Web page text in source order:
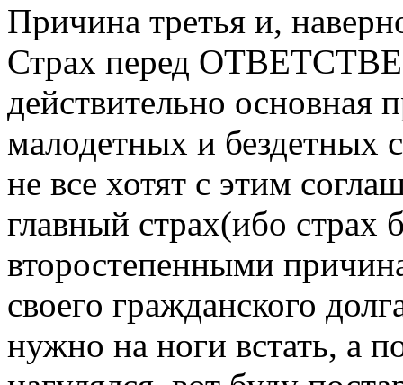
Причина третья и,
Страх перед
действительно основная
малодетных и бездетных
не все хотят с этим
главный страх(ибо страх
второстепенными
своего гражданского
нужно на ноги встать, а